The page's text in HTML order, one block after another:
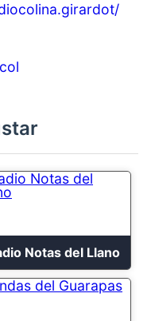
Notas del Llano